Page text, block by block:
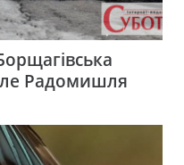
Радомишля